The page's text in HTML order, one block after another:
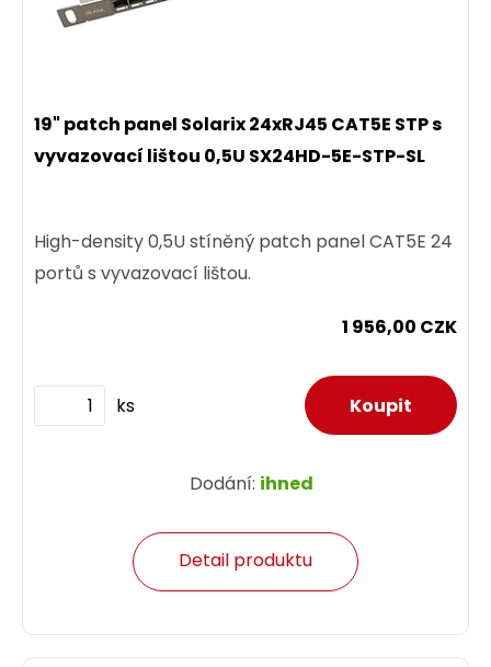
19" patch panel Solarix 24xRJ45 CAT5E STP s
vyvazovací lištou 0,5U SX24HD-5E-STP-SL
High-density 0,5U stíněný patch panel CAT5E 24
portů s vyvazovací lištou.
1 956,00 CZK
ks
Dodání: ihned
Detail produktu